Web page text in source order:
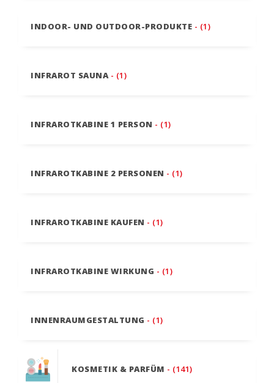
INDOOR- UND OUTDOOR-PRODUKTE - (1)
INFRAROT SAUNA - (1)
INFRAROTKABINE 1 PERSON - (1)
INFRAROTKABINE 2 PERSONEN - (1)
INFRAROTKABINE KAUFEN - (1)
INFRAROTKABINE WIRKUNG - (1)
INNENRAUMGESTALTUNG - (1)
KOSMETIK & PARFÜM - (141)